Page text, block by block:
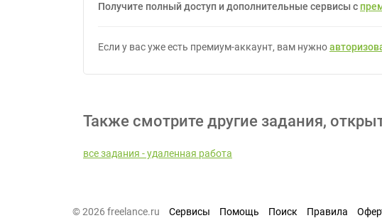
Получите полный доступ и дополнительные сервисы с
Если у вас уже есть премиум-аккаунт, вам нужно
Также смотрите другие задания,
все задания - удаленная работа
© 2026 freelance.ru Сервисы Помощь Поиск Правила